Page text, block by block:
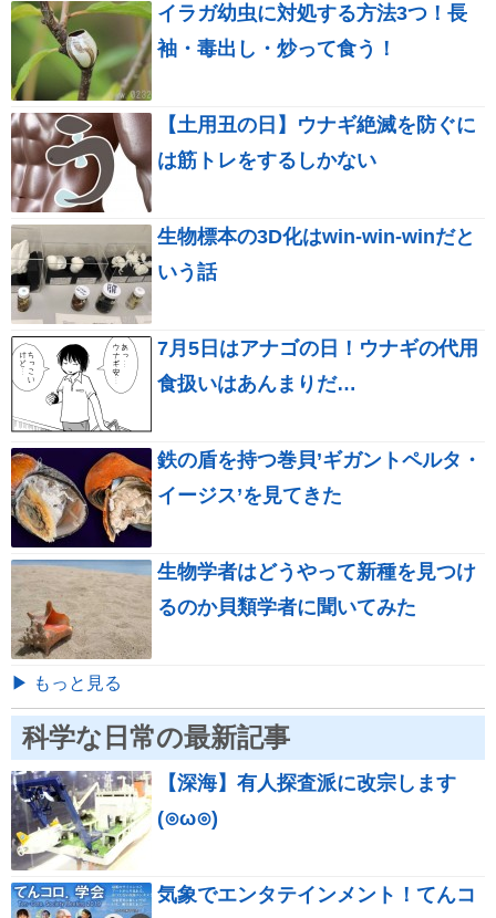
イラガ幼虫に対処する方法3つ！長
袖・毒出し・炒って食う！
【土用丑の日】ウナギ絶滅を防ぐに
は筋トレをするしかない
生物標本の3D化はwin-win-winだと
いう話
7月5日はアナゴの日！ウナギの代用
食扱いはあんまりだ…
鉄の盾を持つ巻貝’ギガントペルタ・
イージス’を見てきた
生物学者はどうやって新種を見つけ
るのか貝類学者に聞いてみた
▶ もっと見る
科学な日常の最新記事
【深海】有人探査派に改宗します
(⊙ω⊙)
気象でエンタテインメント！てんコ